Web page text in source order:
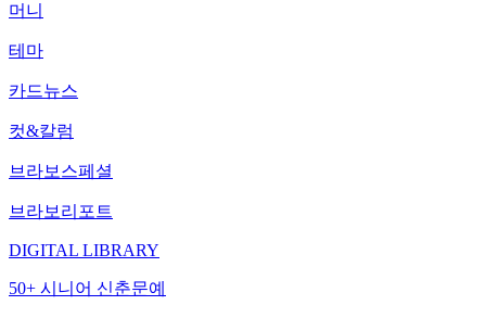
머니
테마
카드뉴스
컷&칼럼
브라보스페셜
브라보리포트
DIGITAL LIBRARY
50+ 시니어 신춘문예